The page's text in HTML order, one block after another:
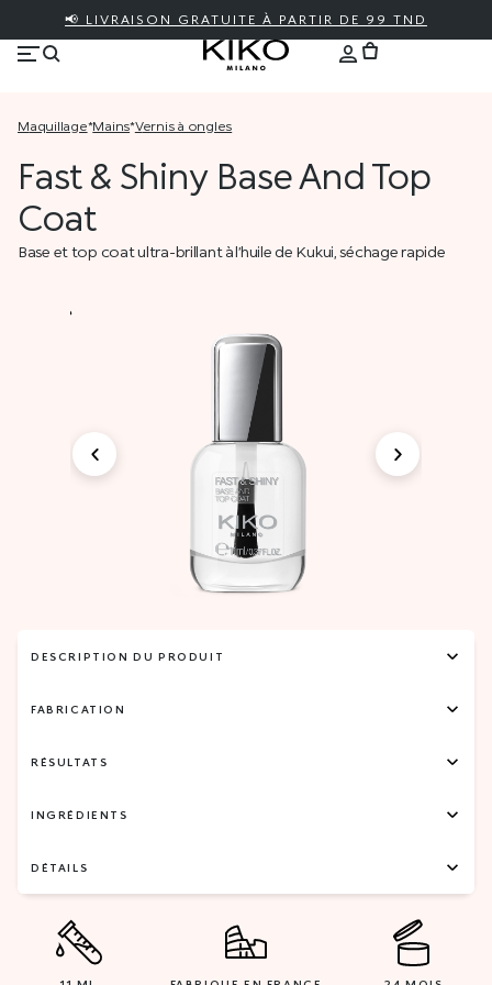
📢 LIVRAISON GRATUITE À PARTIR DE 99 TND
maquillage* mains* vernis à ongles
Fast & Shiny Base And Top
Coat
Base et top coat ultra-brillant à l’huile de Kukui, séchage rapide
DESCRIPTION DU PRODUIT
FABRICATION
RÉSULTATS
INGRÉDIENTS
DÉTAILS